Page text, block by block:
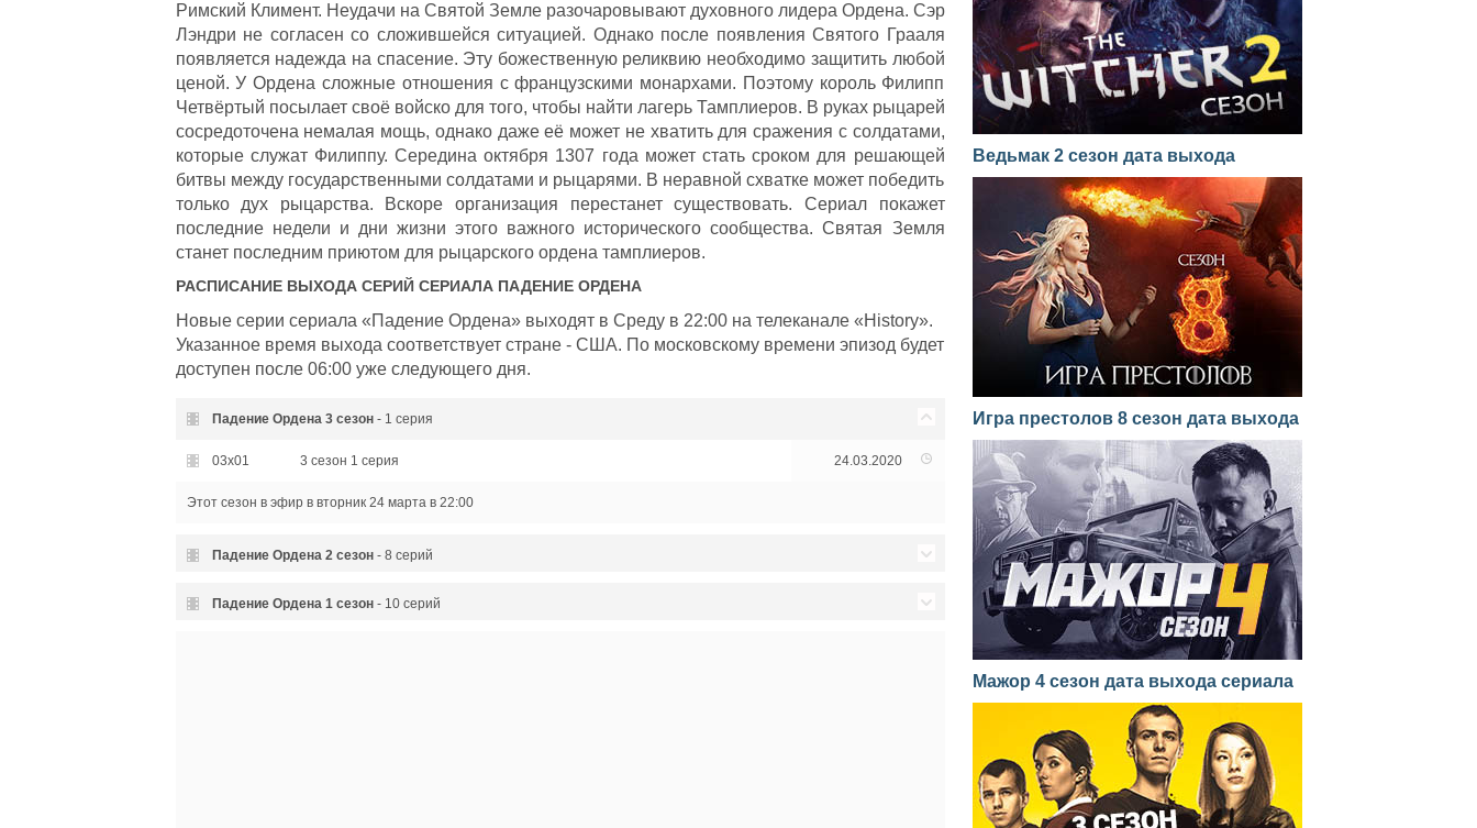
Римский Климент. Неудачи на Святой Земле разочаровывают духовного лидера Ордена. Сэр
Лэндри не согласен со сложившейся ситуацией. Однако после появления Святого Грааля
появляется надежда на спасение. Эту божественную реликвию необходимо защитить любой
ценой. У Ордена сложные отношения с французскими монархами. Поэтому король Филипп
Четвёртый посылает своё войско для того, чтобы найти лагерь Тамплиеров. В руках рыцарей
сосредоточена немалая мощь, однако даже её может не хватить для сражения с солдатами,
которые служат Филиппу. Середина октября 1307 года может стать сроком для решающей
битвы между государственными солдатами и рыцарями. В неравной схватке может победить
только дух рыцарства. Вскоре организация перестанет существовать. Сериал покажет
последние недели и дни жизни этого важного исторического сообщества. Святая Земля
станет последним приютом для рыцарского ордена тамплиеров.
РАСПИСАНИЕ ВЫХОДА СЕРИЙ СЕРИАЛА ПАДЕНИЕ ОРДЕНА
Новые серии сериала «Падение Ордена» выходят в Среду в 22:00 на телеканале «History».
Указанное время выхода соответствует стране - США. По московскому времени эпизод будет
доступен после 06:00 уже следующего дня.
Падение Ордена 3 сезон- 1 серия
03x01 3 сезон 1 серия 24.03.2020
Этот сезон в эфир в вторник 24 марта в 22:00
Падение Ордена 2 сезон- 8 серий
02x08 2 сезон 8 серия
Падение Ордена 1 сезон- 10 серий
Ведьмак 2 сезон дата выхода
Игра престолов 8 сезон дата выхода
Мажор 4 сезон дата выхода сериала